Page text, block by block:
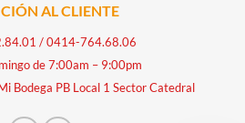
AL CLIENTE
/0414-764.68.06
de 7:00am – 9:00pm
Bodega PB Local 1 Sector Catedral